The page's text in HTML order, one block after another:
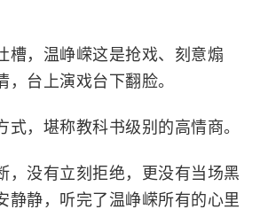
槽，温峥嵘这是抢戏、刻意煽
，台上演戏台下翻脸。
式，堪称教科书级别的高情商。
，没有立刻拒绝，更没有当场黑
静静，听完了温峥嵘所有的心里